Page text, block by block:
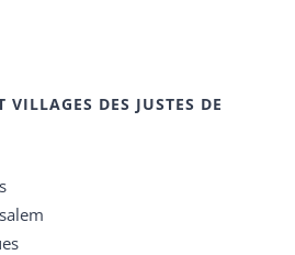
VILLAGES DES JUSTES DE